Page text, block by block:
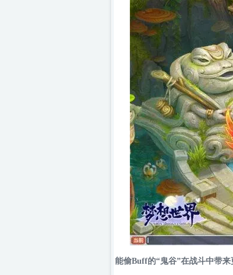
能偷Buff的“鬼谷”在战斗中带